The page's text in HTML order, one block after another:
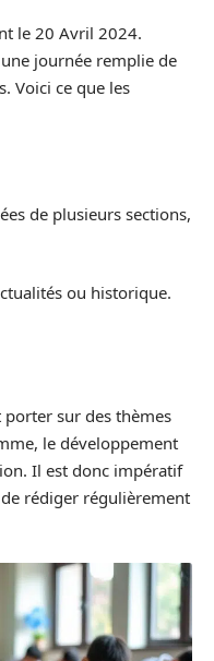
le 20 Avril 2024.
journée remplie de
Voici ce que les
de plusieurs sections,
ou historique.
porter sur des thèmes
le développement
Il est donc impératif
rédiger régulièrement